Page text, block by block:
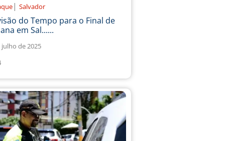
| Salvador
do Tempo para o Final de
em Sal......
julho de 2025